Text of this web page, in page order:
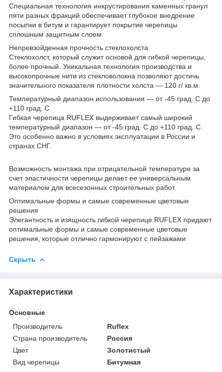
Специальная технология инкрустирования каменных гранул
пяти разных фракций обеспечивает глубокое внедрение
посыпки в битум и гарантирует покрытие черепицы
сплошным защитным слоем.
Непревзойденная прочность стеклохолста
Стеклохолст, который служит основой для гибкой черепицы,
более прочный. Уникальная технология производства и
высокопрочные нити из стекловолокна позволяют достичь
значительного показателя плотности холста ― 120 г/ кв.м.
Температурный диапазон использования ― от -45 град. С до
+110 град. С
Гибкая черепица RUFLEX выдерживает самый широкий
температурный диапазон ― от -45 град. С до +110 град. С.
Это особенно важно в условиях эксплуатации в России и
странах СНГ.
Возможность монтажа при отрицательной температуре за
счет эластичности черепицы делает ее универсальным
материалом для всесезонных строительных работ.
Оптимальные формы и самые современные цветовые
решения
Элегантность и изящность гибкой черепице RUFLEX придают
оптимальные формы и самые современные цветовые
решения, которые отлично гармонируют с пейзажами
Скрыть
Характеристики
Основные
Производитель
Ruflex
Страна производитель
Россия
Цвет
Золотистый
Вид черепицы
Битумная